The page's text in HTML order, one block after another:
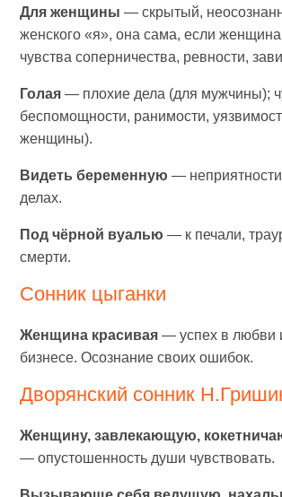
Для женщины — скрытый,
женского «я», она сама, если
чувства соперничества, ревности,
Голая — плохие дела (для мужчины);
беспомощности, ранимости,
женщины).
Видеть беременную —
делах.
Под чёрной вуалью — к печали,
смерти.
Сонник цыганки
Женщина красивая — успех в любви
бизнесе. Осознание своих ошибок.
Дворянский сонник
Женщину, завлекающую,
— опустошенность души чувствовать.